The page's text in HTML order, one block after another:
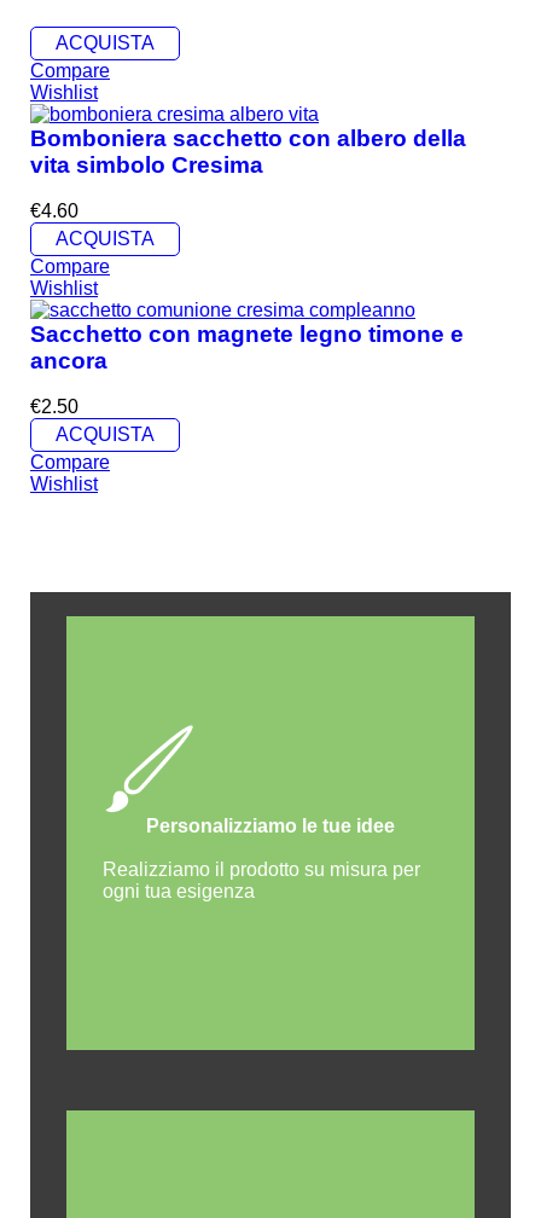
ACQUISTA
Compare
Wishlist
Bomboniera sacchetto con albero della
vita simbolo Cresima
€4.60
ACQUISTA
Compare
Wishlist
Sacchetto con magnete legno timone e
ancora
€2.50
ACQUISTA
Compare
Wishlist
Personalizziamo le tue idee
Realizziamo il prodotto su misura per
ogni tua esigenza